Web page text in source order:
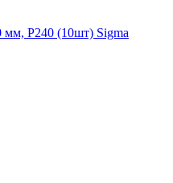
мм, P240 (10шт) Sigma